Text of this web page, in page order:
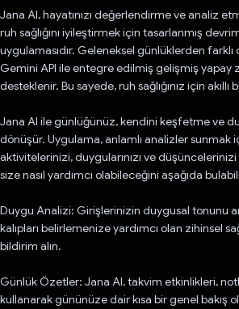
Jana AI, hayatınızı değerlendirme ve analiz
ruh sağlığını iyileştirmek için tasarlanmış
uygulamasıdır. Geleneksel günlüklerden
Gemini API ile entegre edilmiş gelişmiş yapay
desteklenir. Bu sayede, ruh sağlığınız için akıllı
Jana AI ile günlüğünüz, kendini keşfetme ve
dönüşür. Uygulama, anlamlı analizler sunmak
aktivitelerinizi, duygularınızı ve
size nasıl yardımcı olabileceğini aşağıda
Duygu Analizi: Girişlerinizin duygusal tonunu
kalıpları belirlemenize yardımcı olan zihinsel
bildirim alın.
Günlük Özetler: Jana AI, takvim etkinlikleri,
kullanarak gününüze dair kısa bir genel bakış